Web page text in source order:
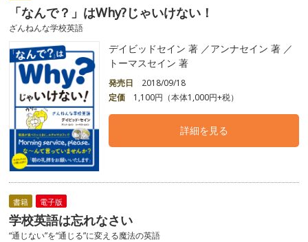
「なんで？」はWhy?じゃいけない！
ざんねんな学校英語
デイビッドセイン 著 ／アンナセイン 著 ／
トーマスセイン 著
発売日
2018/09/18
定価
1,100円（本体1,000円+税）
詳細を見る
書籍 電子版
学校英語は忘れなさい
“通じない”を“通じる”に変える魔法の英語